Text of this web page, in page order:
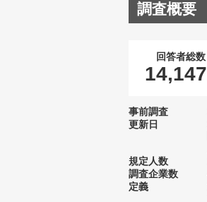
調査概要
回答者総数
14,147
事前調査
更新日
規定人数
調査企業数
定義